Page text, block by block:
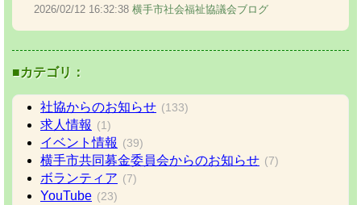
2026/02/12 16:32:38 横手市社会福祉協議会ブログ
■カテゴリ：
社協からのお知らせ (133)
求人情報 (1)
イベント情報 (39)
横手市共同募金委員会からのお知らせ (7)
ボランティア (7)
YouTube (23)